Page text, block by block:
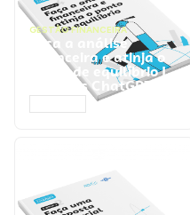
GESTÃO FINANCEIRA
Faça a análise
financeira e atinja o
ponto de equilíbrio |
Prompts ChatGPT